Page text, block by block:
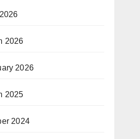
2026
2026
2025
2024